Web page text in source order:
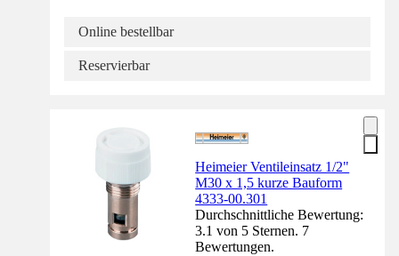
Online bestellbar
Reservierbar
Heimeier Ventileinsatz 1/2"
M30 x 1,5 kurze Bauform
4333-00.301
Durchschnittliche Bewertung:
3.1 von 5 Sternen. 7
Bewertungen.